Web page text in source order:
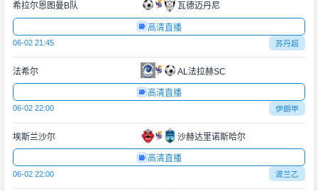
希拉尔恩图曼B队 瓦德迈丹尼
高清直播
06-02 21:45 苏丹超
法希尔 AL法拉赫SC
高清直播
06-02 22:00 伊朗甲
埃斯兰沙尔 沙赫达里诺斯哈尔
高清直播
06-02 22:00 波兰乙